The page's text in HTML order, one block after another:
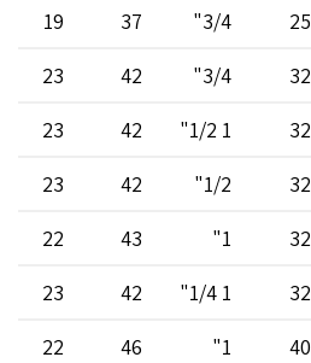
25
3/4"
37
19
32
3/4"
42
23
32
1 1/2"
42
23
32
1/2"
42
23
32
1"
43
22
32
1 1/4"
42
23
40
1"
46
22